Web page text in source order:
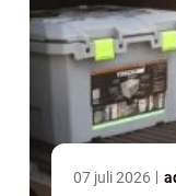
07 juli 2026